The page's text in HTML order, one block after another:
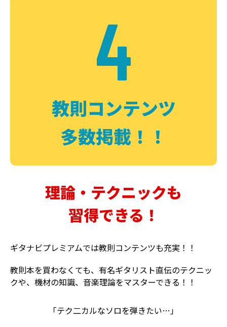
4
教則コンテンツ
多数掲載！！
理論・テクニックも
習得できる！
ギタナビプレミアムでは教則コンテンツも充実！！
教則本を買わなくても、有名ギタリスト直伝のテクニッ
クや、機材の知識、音楽理論をマスターできる！！
「テク二カルなソロを弾きたい…」